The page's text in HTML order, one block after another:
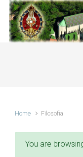
Skip to main content
Home Filosofia
You are